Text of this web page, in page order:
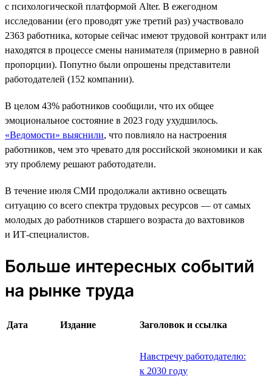
с психологической платформой Alter. В ежегодном
исследовании (его проводят уже третий раз) участвовало
2363 работника, которые сейчас имеют трудовой контракт или
находятся в процессе смены нанимателя (примерно в равной
пропорции). Попутно были опрошены представители
работодателей (152 компании).
В целом 43% работников сообщили, что их общее
эмоциональное состояние в 2023 году ухудшилось.
«Ведомости» выяснили, что повлияло на настроения
работников, чем это чревато для российской экономики и как
эту проблему решают работодатели.
В течение июля СМИ продолжали активно освещать
ситуацию со всего спектра трудовых ресурсов — от самых
молодых до работников старшего возраста до вахтовиков
и ИТ-специалистов.
Больше интересных событий
на рынке труда
Дата Издание Заголовок и ссылка
Навстречу работодателю:
к 2030 году